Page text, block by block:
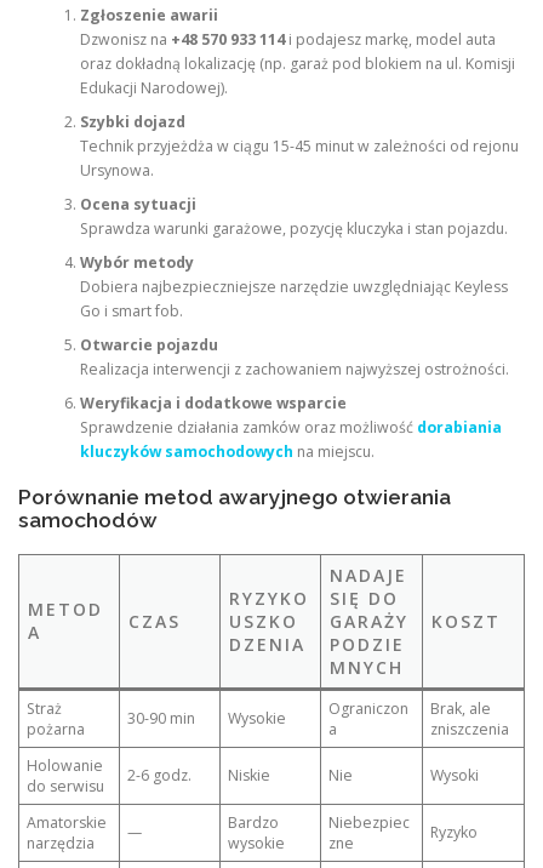
Zgłoszenie awarii
Dzwonisz na +48 570 933 114i podajesz markę, model auta
oraz dokładną lokalizację (np. garaż pod blokiem na ul. Komisji
Edukacji Narodowej).
Szybki dojazd
Technik przyjeżdża w ciągu 15-45 minut w zależności od rejonu
Ursynowa.
Ocena sytuacji
Sprawdza warunki garażowe, pozycję kluczyka i stan pojazdu.
Wybór metody
Dobiera najbezpieczniejsze narzędzie uwzględniając Keyless
Go i smart fob.
Otwarcie pojazdu
Realizacja interwencji z zachowaniem najwyższej ostrożności.
Weryfikacja i dodatkowe wsparcie
Sprawdzenie działania zamków oraz możliwość dorabiania
kluczyków samochodowych na miejscu.
Porównanie metod awaryjnego otwierania
samochodów
METOD
A
CZAS
RYZYKO
USZKO
DZENIA
NADAJE
SIĘ DO
GARAŻY
PODZIE
MNYCH
KOSZT
Straż
pożarna
30-90 min Wysokie
Ograniczon
a
Brak, ale
zniszczenia
Holowanie
do serwisu
2-6 godz. Niskie Nie Wysoki
Amatorskie
narzędzia
—
Bardzo
wysokie
Niebezpiec
zne
Ryzyko